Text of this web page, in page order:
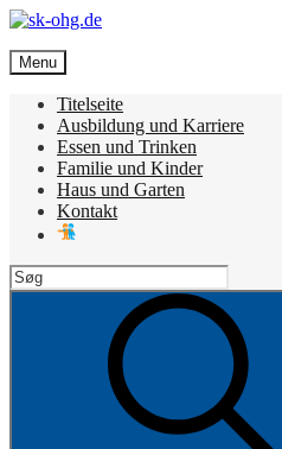
Skip
content
sk-ohg.de
Die besten Neuigkeiten
Menu
Titelseite
Ausbildung und Karriere
Essen und Trinken
Familie und Kinder
Haus und Garten
Kontakt
Search
for: